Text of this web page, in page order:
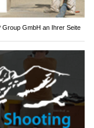
GmbH an Ihrer Seite